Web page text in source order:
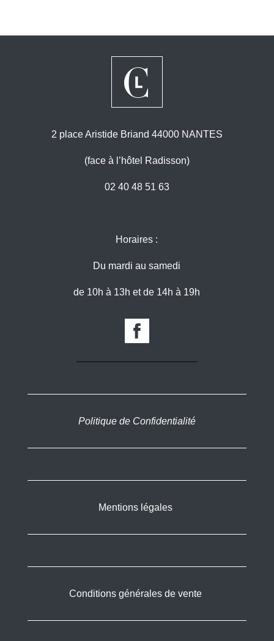
2 place Aristide Briand 44000 NANTES
(face à l’hôtel Radisson)
02 40 48 51 63
Horaires :
Du mardi au samedi
de 10h à 13h et de 14h à 19h
Politique de Confidentialité
Mentions légales
Conditions générales de vente